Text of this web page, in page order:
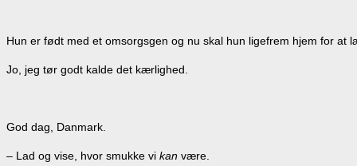
Hun er født med et omsorgsgen og nu skal hun ligefrem hjem for
Jo, jeg tør godt kalde det kærlighed.
God dag, Danmark.
– Lad og vise, hvor smukke vi kan være.